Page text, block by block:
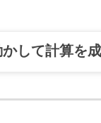
ャグ、子育